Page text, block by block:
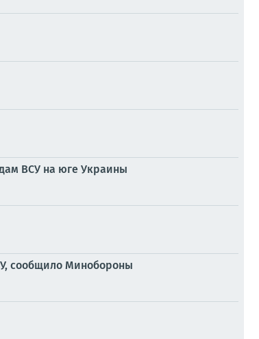
ВСУ на юге Украины
сообщило Минобороны